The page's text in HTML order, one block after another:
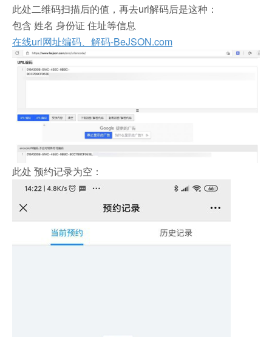
此处二维码扫描后的值，再去url解码后是这种：
包含 姓名 身份证 住址等信息
在线url网址编码、解码-BeJSON.com
此处 预约记录为空：